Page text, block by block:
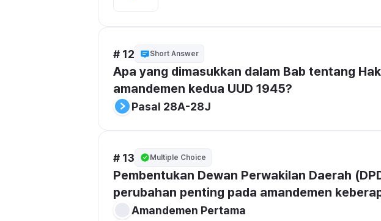
# 12 Short Answer
Apa yang dimasukkan dalam Bab tentang
amandemen kedua UUD 1945?
Pasal 28A-28J
# 13 Multiple Choice
Pembentukan Dewan Perwakilan Daerah
perubahan penting pada amandemen
Amandemen Pertama